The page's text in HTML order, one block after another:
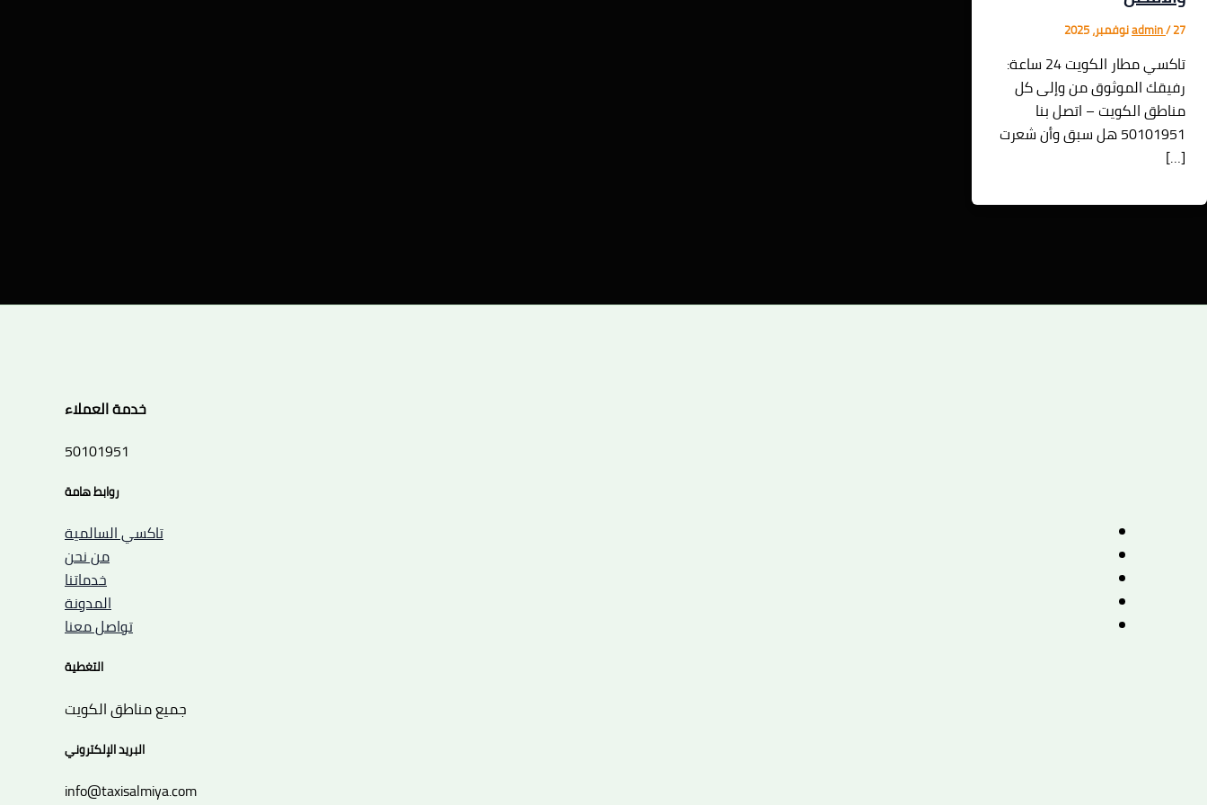
admin/27 نوفمبر، 2025
تاكسي مطار الكويت 24 ساعة:
رفيقك الموثوق من وإلى كل
مناطق الكويت – اتصل بنا
50101951 هل سبق وأن شعرت
[…]
خدمة العملاء
50101951
روابط هامة
تاكسي السالمية
من نحن
خدماتنا
المدونة
تواصل معنا
التغطية
جميع مناطق الكويت
البريد الإلكتروني
info@taxisalmiya.com